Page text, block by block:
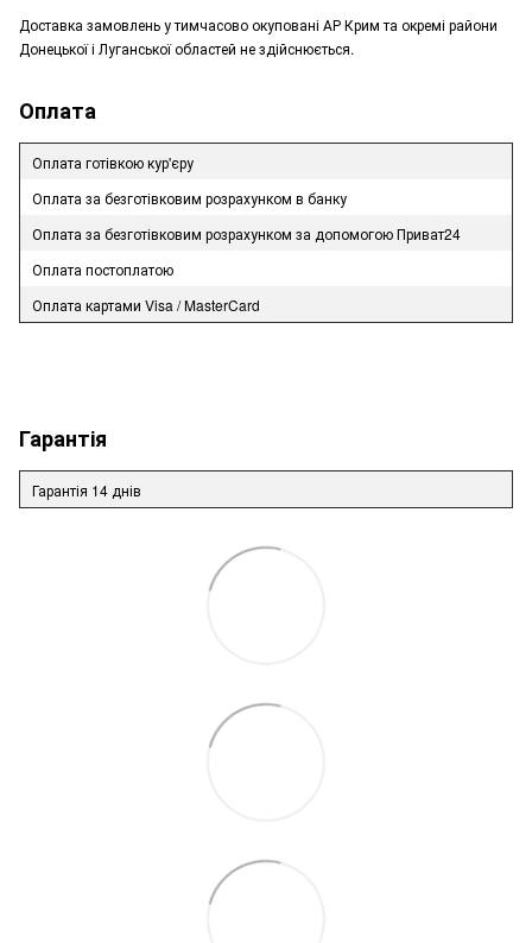
Доставка замовлень у тимчасово окуповані АР Крим та окремі райони
Донецької і Луганської областей не здійснюється.
Оплата
Оплата готівкою кур'єру
Оплата за безготівковим розрахунком в банку
Оплата за безготівковим розрахунком за допомогою Приват24
Оплата постоплатою
Оплата картами Visa / MasterCard
Гарантія
Гарантія 14 днів